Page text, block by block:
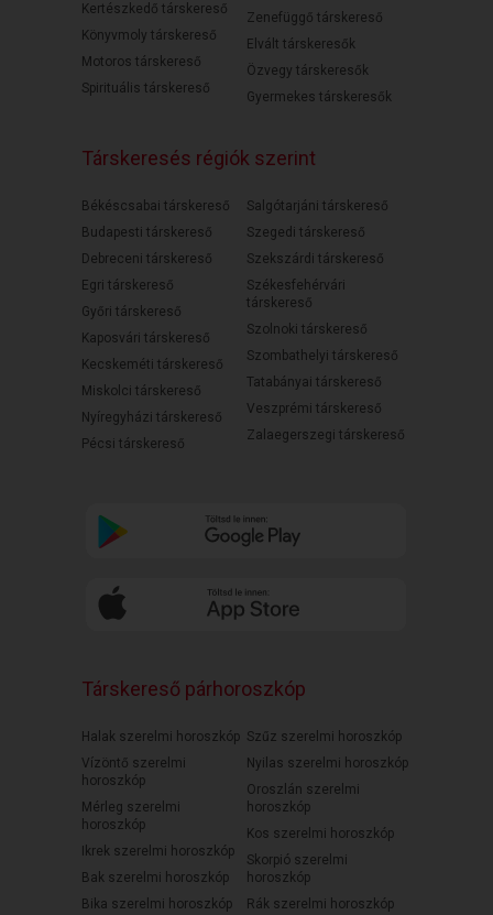
Kertészkedő társkereső
Könyvmoly társkereső
Motoros társkereső
Spirituális társkereső
Zenefüggő társkereső
Elvált társkeresők
Özvegy társkeresők
Gyermekes társkeresők
Társkeresés régiók szerint
Békéscsabai társkereső
Budapesti társkereső
Debreceni társkereső
Egri társkereső
Győri társkereső
Kaposvári társkereső
Kecskeméti társkereső
Miskolci társkereső
Nyíregyházi társkereső
Pécsi társkereső
Salgótarjáni társkereső
Szegedi társkereső
Szekszárdi társkereső
Székesfehérvári
társkereső
Szolnoki társkereső
Szombathelyi társkereső
Tatabányai társkereső
Veszprémi társkereső
Zalaegerszegi társkereső
Társkereső párhoroszkóp
Halak szerelmi horoszkóp
Vízöntő szerelmi
horoszkóp
Mérleg szerelmi
horoszkóp
Ikrek szerelmi horoszkóp
Bak szerelmi horoszkóp
Bika szerelmi horoszkóp
Szűz szerelmi horoszkóp
Nyilas szerelmi horoszkóp
Oroszlán szerelmi
horoszkóp
Kos szerelmi horoszkóp
Skorpió szerelmi
horoszkóp
Rák szerelmi horoszkóp